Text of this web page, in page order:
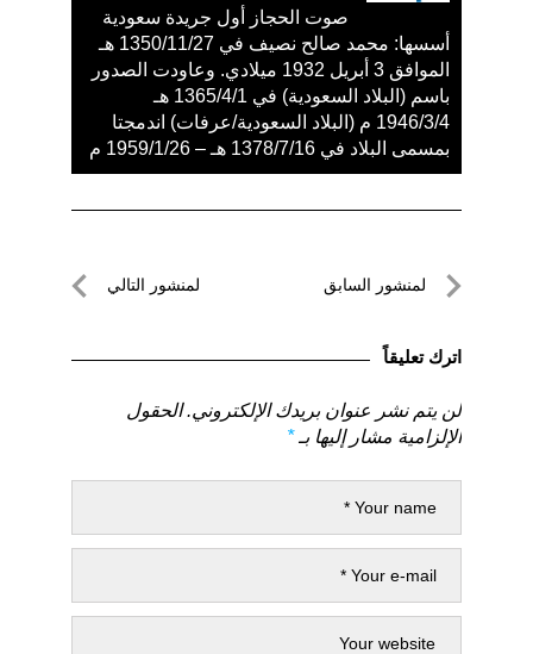
صوت الحجاز أول جريدة سعودية
أسسها: محمد صالح نصيف في 1350/11/27 هـ
الموافق 3 أبريل 1932 ميلادي. وعاودت الصدور
باسم (البلاد السعودية) في 1365/4/1 هـ
1946/3/4 م (البلاد السعودية/عرفات) اندمجتا
بمسمى البلاد في 1378/7/16 هـ – 1959/1/26 م
تصفّحلمنشور السابق
السابق
لمنشور التالي
اترك تعليقاً
لن يتم نشر عنوان بريدك الإلكتروني. الحقول
الإلزامية مشار إليها بـ*